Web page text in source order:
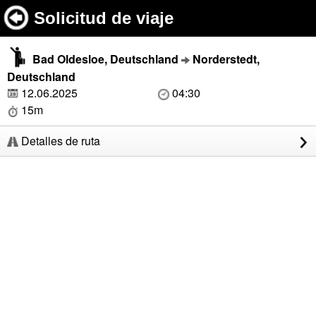
Solicitud de viaje
Bad Oldesloe, Deutschland
Norderstedt,
Deutschland
12.06.2025
04:30
15m
Detalles de ruta